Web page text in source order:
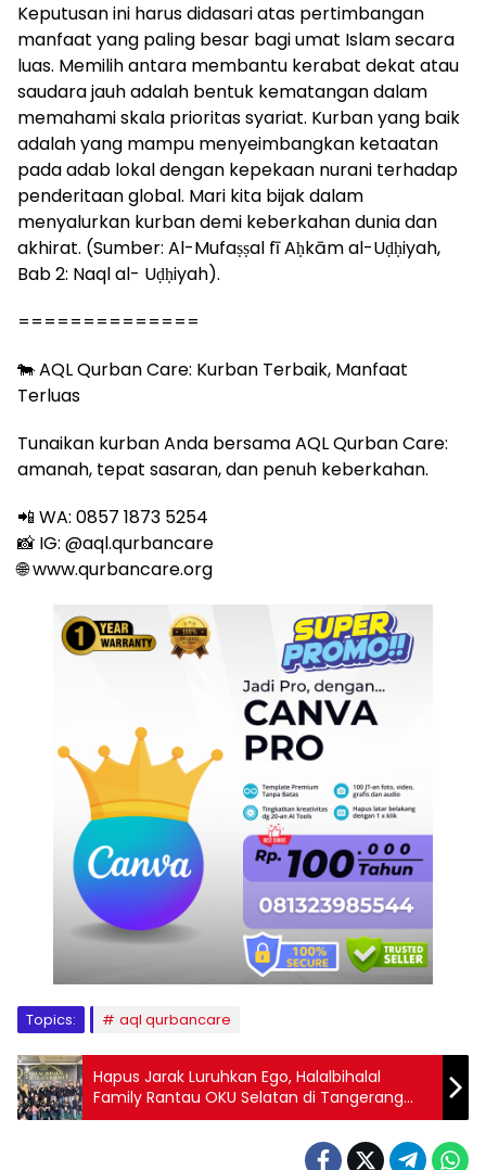
Keputusan ini harus didasari atas pertimbangan
manfaat yang paling besar bagi umat Islam secara
luas. Memilih antara membantu kerabat dekat atau
saudara jauh adalah bentuk kematangan dalam
memahami skala prioritas syariat. Kurban yang baik
adalah yang mampu menyeimbangkan ketaatan
pada adab lokal dengan kepekaan nurani terhadap
penderitaan global. Mari kita bijak dalam
menyalurkan kurban demi keberkahan dunia dan
akhirat. (Sumber: Al-Mufaṣṣal fī Aḥkām al-Uḍḥiyah,
Bab 2: Naql al- Uḍḥiyah).
==============
🐄 AQL Qurban Care: Kurban Terbaik, Manfaat
Terluas
Tunaikan kurban Anda bersama AQL Qurban Care:
amanah, tepat sasaran, dan penuh keberkahan.
📲 WA: 0857 1873 5254
📸 IG: @aql.qurbancare
🌐 www.qurbancare.org
Topics: aql qurbancare
Hapus Jarak Luruhkan Ego, Halalbihalal
Family Rantau OKU Selatan di Tangerang
Berlangsung Meriah